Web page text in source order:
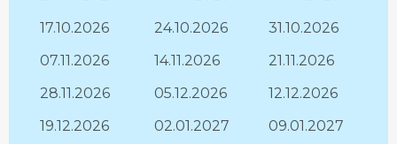
17.10.2026
24.10.2026
31.10.2026
07.11.2026
14.11.2026
21.11.2026
28.11.2026
05.12.2026
12.12.2026
19.12.2026
02.01.2027
09.01.2027